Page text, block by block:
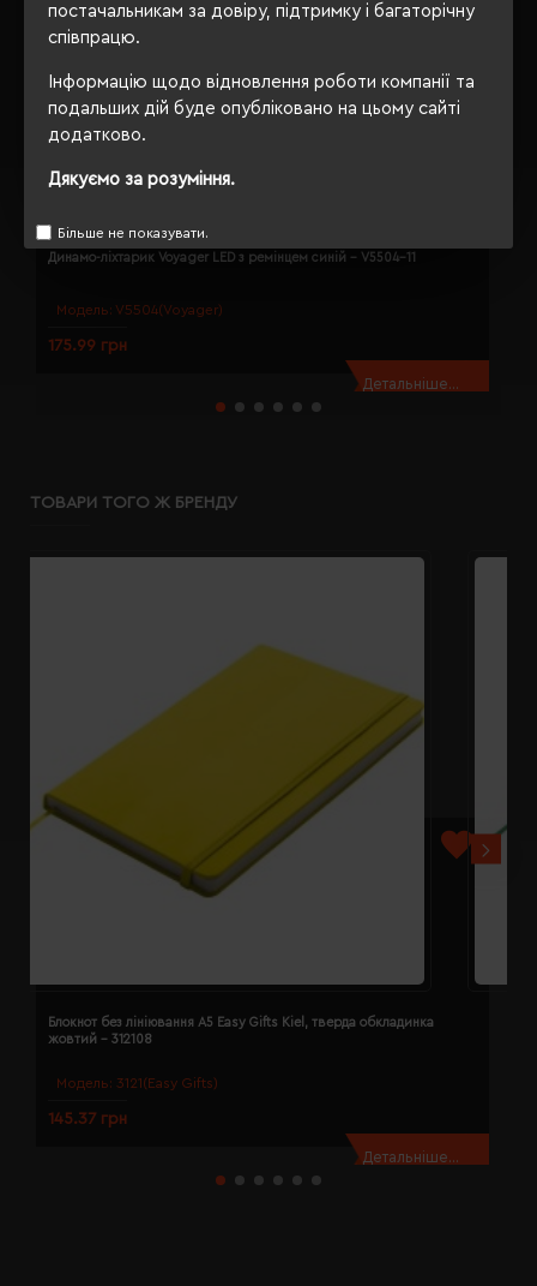
постачальникам за довіру, підтримку і багаторічну
співпрацю.
Інформацію щодо відновлення роботи компанії та
подальших дій буде опубліковано на цьому сайті
додатково.
Дякуємо за розуміння.
Більше не показувати.
Модель: V5504(Voyager)
Динамо-ліхтарик Voyager LED з ремінцем синій - V5504-11
175.99 грн
Детальніше...
ТОВАРИ ТОГО Ж БРЕНДУ
Модель: 3121(Easy Gifts)
Блокнот без лініювання A5 Easy Gifts Kiel, тверда обкладинка
жовтий - 312108
145.37 грн
Детальніше...